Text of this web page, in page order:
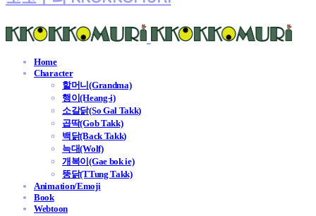
Home
Character
할머니(Grandma)
행이(Heang-i)
소갈닭(So Gal Takk)
곱딱(Gob Takk)
백닭(Back Takk)
늑대(Wolf)
개복이(Gae bok ie)
뚱닭(TTung Takk)
Animation/Emoji
Book
Webtoon